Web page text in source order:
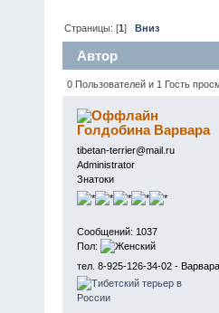
Страницы: [1]Вниз
Автор
0 Пользователей и 1 Гость
Голдобина Варвара
tibetan-terrier@mail.ru
Administrator
Знатоки
Сообщений: 1037
Пол:
тел. 8-925-126-34-02 - Варвара